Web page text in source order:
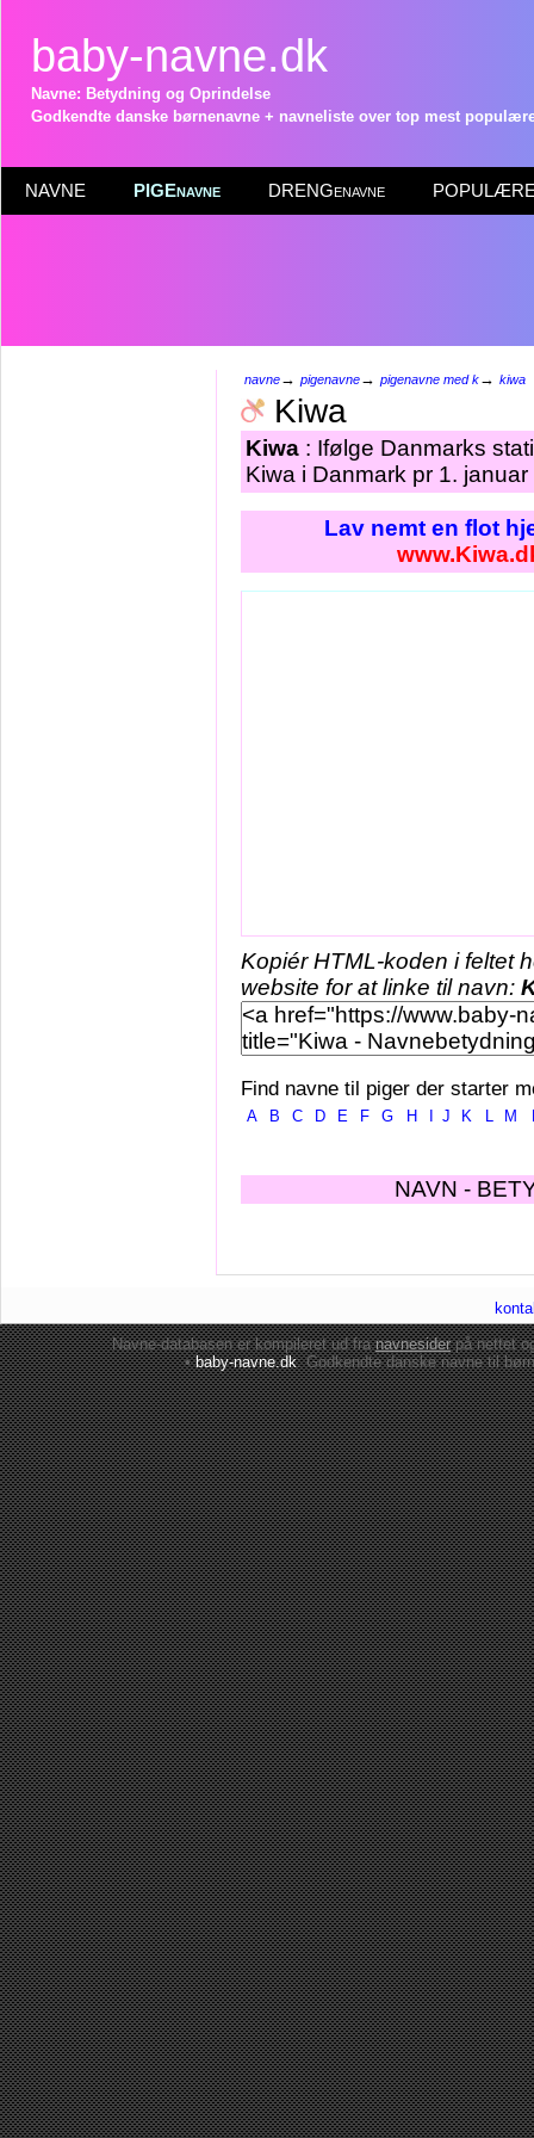
baby-navne.dk
Navne: Betydning og Oprindelse
Godkendte danske børnenavne + navneliste over top mest
NAVNE PIGEnavne DRENGenavne POPULÆRE
navne→ pigenavne→ pigenavne med k→ kiwa
Kiwa
Kiwa : Ifølge Danmarks
Kiwa i Danmark pr 1.
Lav nemt en flot
Kopiér HTML-koden i feltet
website for at linke til navn:
Find navne til piger der starter
A B C D E F G H J K L M
NAVN -
Navne-databasen er kompileret ud franavnesiderpå nettet
•baby-navne.dk: Godkendte danskenavne til børn